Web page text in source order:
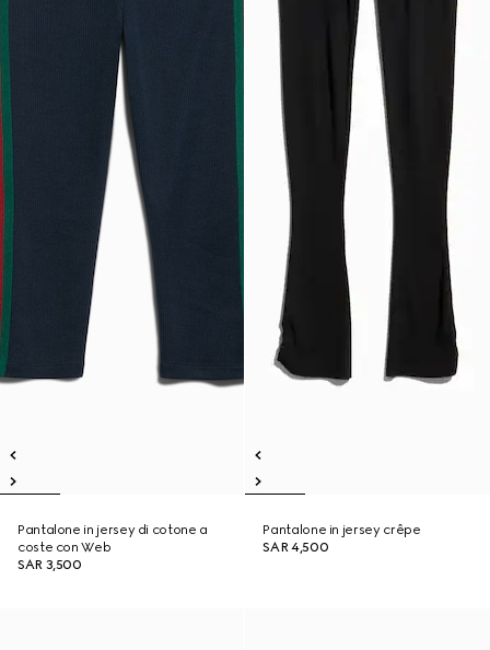
Pantalone in jersey di cotone a
coste con Web
SAR 3,500
Pantalone in jersey crêpe
SAR 4,500